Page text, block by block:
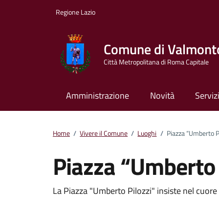
Regione Lazio
Comune di
Città Metropolitana di Roma Capitale
Amministrazione Novità
Home / Vivere il Comune / Luoghi / Piazza “Umberto
Piazza
Dettagli del luogo
La Piazza "Umberto Pilozzi" insiste nel